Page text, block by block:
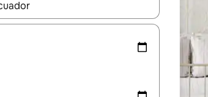
är tillgängliga kan du navigera med upp- och